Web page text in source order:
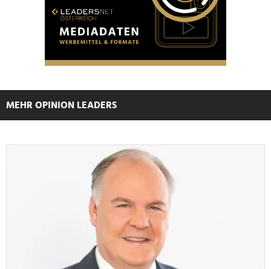
weiteren Daten zusammen, die Sie ihnen bereitgestellt
haben oder die sie im Rahmen Ihrer Nutzung der Dienste
gesammelt haben.
MEHR OPINION LEADERS